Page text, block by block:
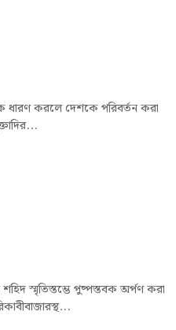
ধারণ করলে দেশকে পরিবর্তন করা
স্মৃতিস্তম্ভে পুষ্পস্তবক অর্পণ করা